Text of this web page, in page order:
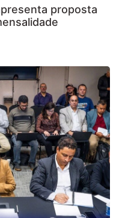
proposta